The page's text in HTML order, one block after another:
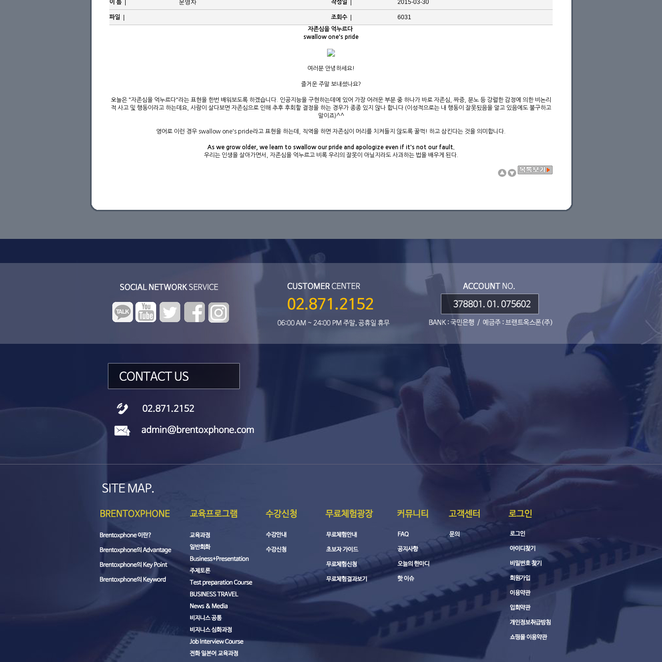
이 름 운영자 작성일 2015-03-30
파일 조회수 6031
자존심을 억누르다
swallow one's pride
여러분 안녕하세요!
즐거운 주말 보내셨나요?
오늘은 "자존심을 억누르다"라는 표현을 한번 배워보도록 하겠습니다. 인공지능을 구현하는데에 있어 가장 어려운 부분 중 하나가 바로 자존심, 짜증, 분노 등 강렬한 감정에 의한 비논리
적 사고 및 행동이라고 하는데요, 사람이 살다보면 자존심으로 인해 추후 후회할 결정을 하는 경우가 종종 있지 않나 합니다 (이성적으로는 내 행동이 잘못됬음을 알고 있음에도 불구하고
말이죠)^^
영어로 이런 경우 swallow one's pride라고 표현을 하는데, 직역을 하면 자존심이 머리를 치켜들지 않도록 꿀꺽! 하고 삼킨다는 것을 의미합니다.
As we grow older, we learn to swallow our pride and apologize even if it's not our fault.
우리는 인생을 살아가면서, 자존심을 억누르고 비록 우리의 잘못이 아닐지라도 사과하는 법을 배우게 된다.